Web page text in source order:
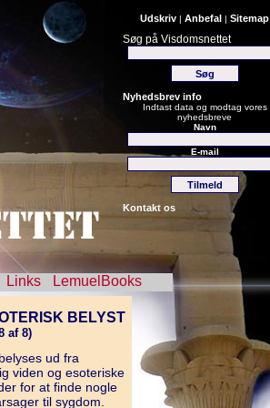
Udskriv | Anbefal | Sitemap
Søg på Visdomsnettet
Nyhedsbrev info
Indtast data og modtag vores
nyhedsbreve
Navn
E-mail
Kontakt os
Links LemuelBooks
BELYST
af 8)
ud fra
viden og esoteriske
for at finde nogle
til sygdom.